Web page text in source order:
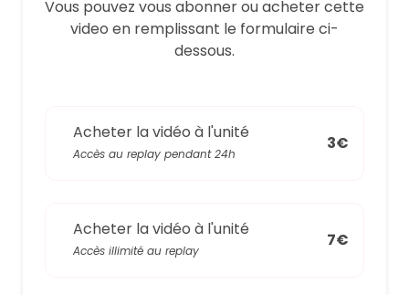
Vous pouvez vous abonner ou acheter cette
video en remplissant le formulaire ci-
dessous.
Acheter la vidéo à l'unité
Accès au replay pendant 24h
3€
Acheter la vidéo à l'unité
Accès illimité au replay
7€